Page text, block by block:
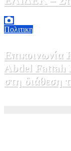
καινοτομία»
Πολιτικη
Επικοινωνία
Abdel Fattah
στη διάθεση